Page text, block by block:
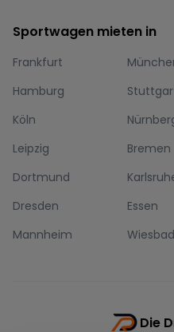
Sportwagen mieten in
Frankfurt
Hamburg
Köln
Leipzig
Bremen
Dortmund
Dresden
Essen
Mannheim
Die